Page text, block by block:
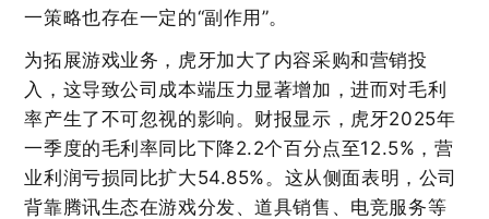
一策略也存在一定的“副作用”。
为拓展游戏业务，虎牙加大了内容采购和营销投
入，这导致公司成本端压力显著增加，进而对毛利
率产生了不可忽视的影响。财报显示，虎牙2025年
一季度的毛利率同比下降2.2个百分点至12.5%，营
业利润亏损同比扩大54.85%。这从侧面表明，公司
背靠腾讯生态在游戏分发、道具销售、电竞服务等